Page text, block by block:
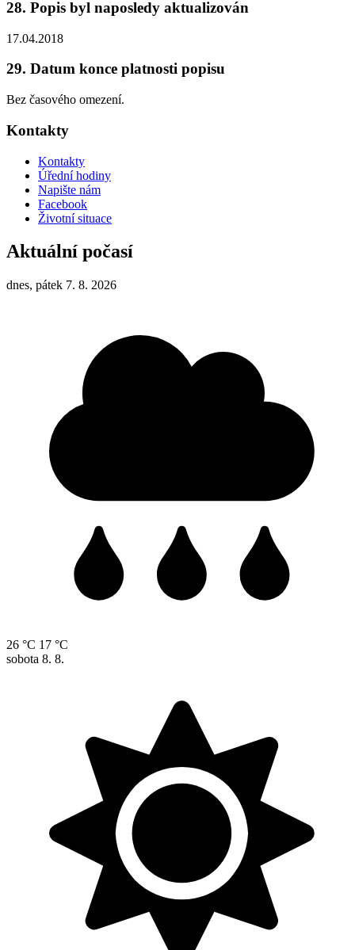
28. Popis byl naposledy aktualizován
17.04.2018
29. Datum konce platnosti popisu
Bez časového omezení.
Kontakty
Kontakty
Úřední hodiny
Napište nám
Facebook
Životní situace
Aktuální počasí
dnes, pátek 7. 8. 2026
26 °C 17 °C
sobota 8. 8.